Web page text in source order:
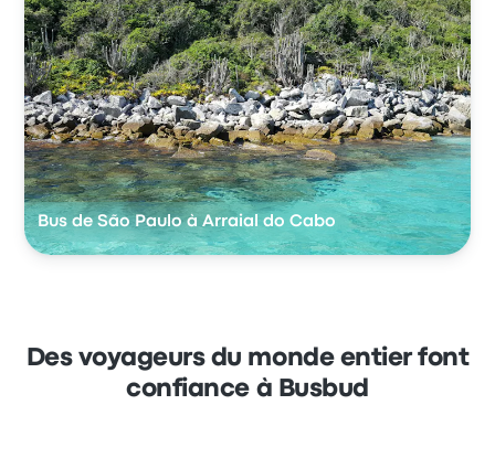
Bus de São Paulo à Arraial do Cabo
Des voyageurs du monde entier font
confiance à Busbud